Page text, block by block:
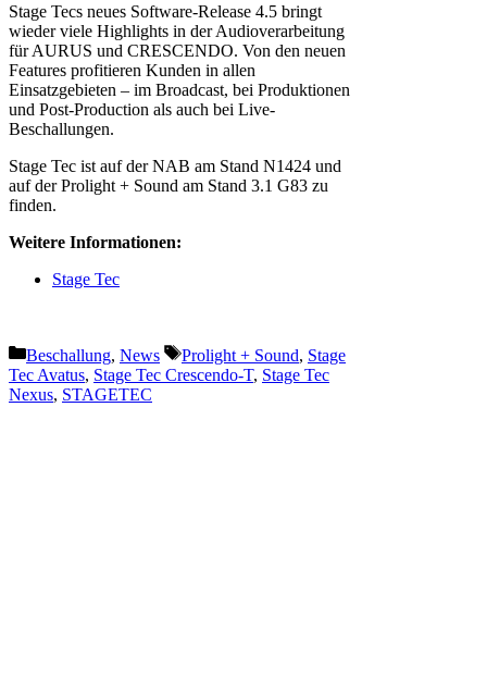
Stage Tecs neues Software-Release 4.5 bringt
wieder viele Highlights in der Audioverarbeitung
für AURUS und CRESCENDO. Von den neuen
Features profitieren Kunden in allen
Einsatzgebieten – im Broadcast, bei Produktionen
und Post-Production als auch bei Live-
Beschallungen.
Stage Tec ist auf der NAB am Stand N1424 und
auf der Prolight + Sound am Stand 3.1 G83 zu
finden.
Weitere Informationen:
Stage Tec
Kategorien
Beschallung, News Schlagwörter
Prolight + Sound, Stage
Tec Avatus, Stage Tec Crescendo-T, Stage Tec
Nexus, STAGETEC